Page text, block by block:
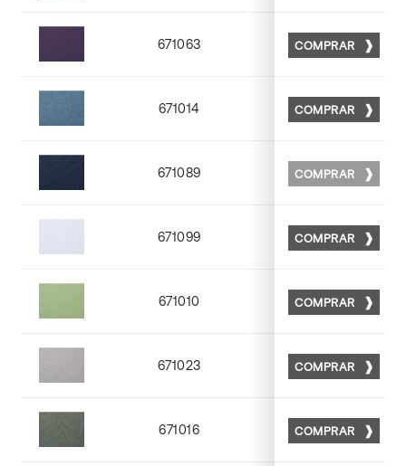
671063
Matt 63
COMPRAR
671014
Matt 14
COMPRAR
671089
Matt 89
COMPRAR
671099
Matt 99
COMPRAR
671010
Matt 10
COMPRAR
671023
Matt 23
COMPRAR
671016
Matt 16
COMPRAR